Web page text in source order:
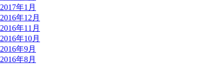
2017年1月
2016年12月
2016年11月
2016年10月
2016年9月
2016年8月